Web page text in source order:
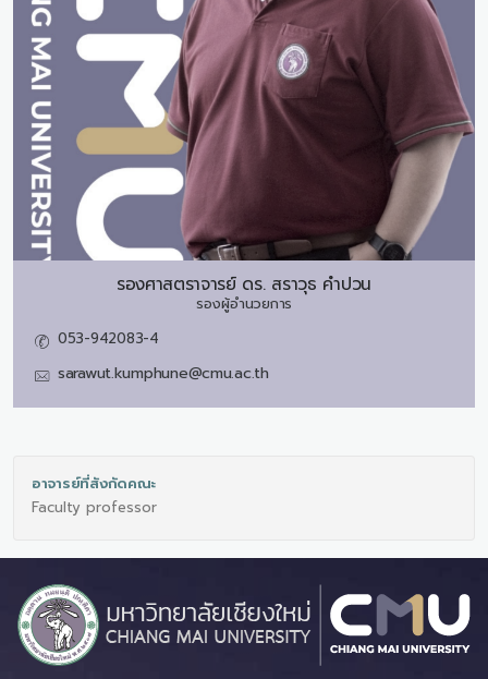
รองศาสตราจารย์ ดร. สราวุธ คำปวน
รองผู้อำนวยการ
053-942083-4
sarawut.kumphune@cmu.ac.th
อาจารย์ที่สังกัดคณะ
Faculty professor